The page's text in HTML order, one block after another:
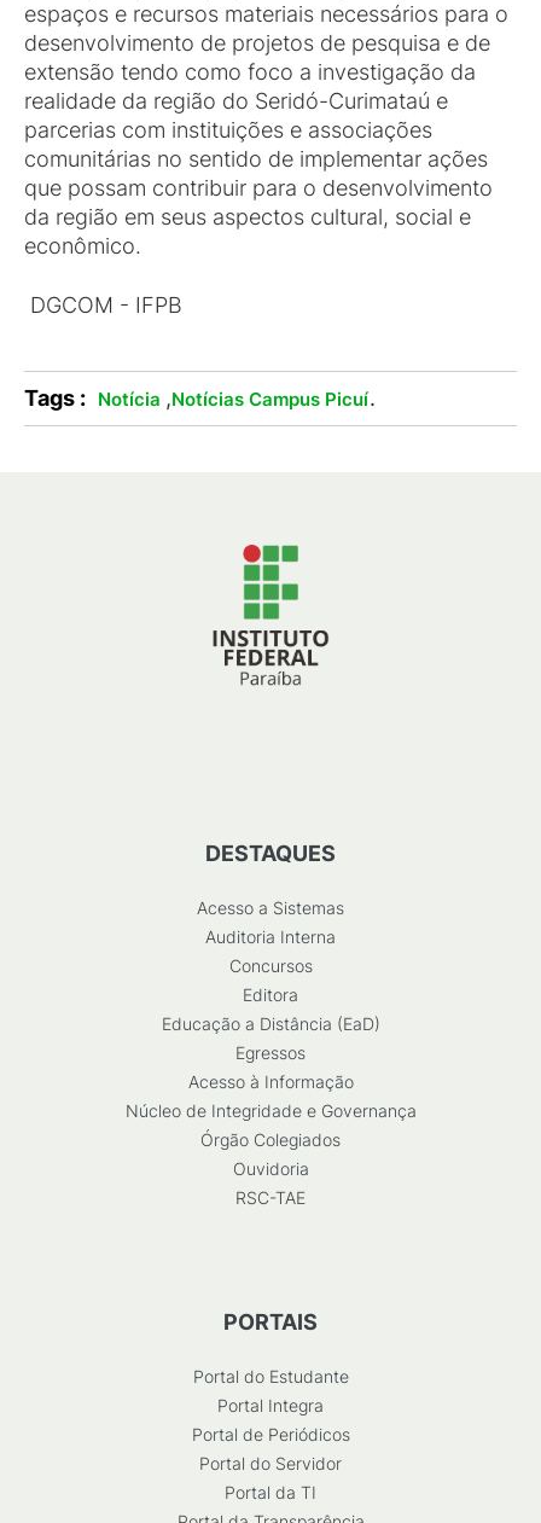
espaços e recursos materiais necessários para o
desenvolvimento de projetos de pesquisa e de
extensão tendo como foco a investigação da
realidade da região do Seridó-Curimataú e
parcerias com instituições e associações
comunitárias no sentido de implementar ações
que possam contribuir para o desenvolvimento
da região em seus aspectos cultural, social e
econômico.
DGCOM - IFPB
Tags : Notícia ,Notícias Campus Picuí.
DESTAQUES
Acesso a Sistemas
Auditoria Interna
Concursos
Editora
Educação a Distância (EaD)
Egressos
Acesso à Informação
Núcleo de Integridade e Governança
Órgão Colegiados
Ouvidoria
RSC-TAE
PORTAIS
Portal do Estudante
Portal Integra
Portal de Periódicos
Portal do Servidor
Portal da TI